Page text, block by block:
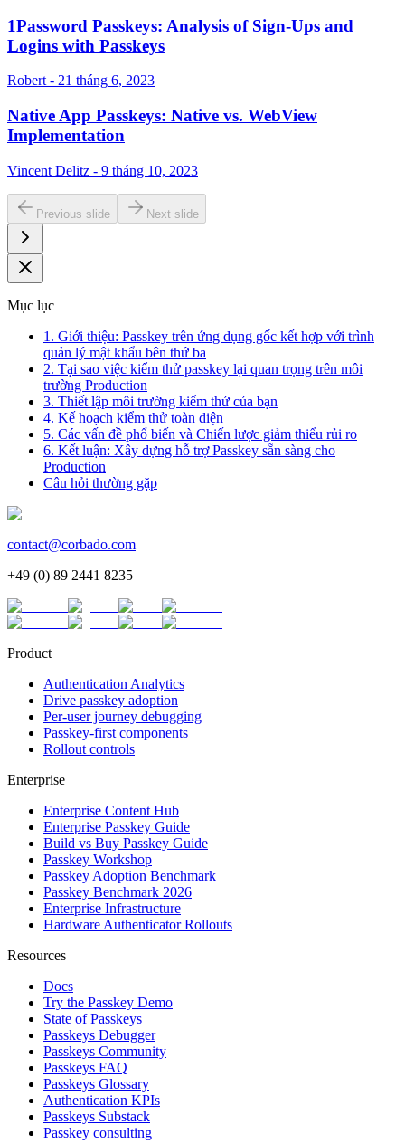
1Password Passkeys: Analysis of Sign-Ups and
Logins with Passkeys
Robert - 21 tháng 6, 2023
Native App Passkeys: Native vs. WebView
Implementation
Vincent Delitz - 9 tháng 10, 2023
Previous slide Next slide
Mục lục
1. Giới thiệu: Passkey trên ứng dụng gốc kết hợp với trình
quản lý mật khẩu bên thứ ba
2. Tại sao việc kiểm thử passkey lại quan trọng trên môi
trường Production
3. Thiết lập môi trường kiểm thử của bạn
4. Kế hoạch kiểm thử toàn diện
5. Các vấn đề phổ biến và Chiến lược giảm thiểu rủi ro
6. Kết luận: Xây dựng hỗ trợ Passkey sẵn sàng cho
Production
Câu hỏi thường gặp
contact@corbado.com
+49 (0) 89 2441 8235
Product
Authentication Analytics
Drive passkey adoption
Per-user journey debugging
Passkey-first components
Rollout controls
Enterprise
Enterprise Content Hub
Enterprise Passkey Guide
Build vs Buy Passkey Guide
Passkey Workshop
Passkey Adoption Benchmark
Passkey Benchmark 2026
Enterprise Infrastructure
Hardware Authenticator Rollouts
Resources
Docs
Try the Passkey Demo
State of Passkeys
Passkeys Debugger
Passkeys Community
Passkeys FAQ
Passkeys Glossary
Authentication KPIs
Passkeys Substack
Passkey consulting